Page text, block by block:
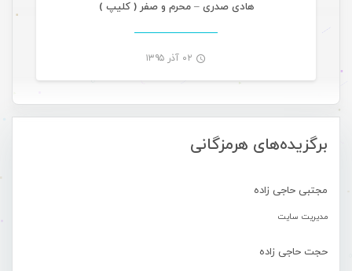
برگزیده‌های هرمزگانی
مجتبی حاجی زاده
مدیریت سایت
حجت حاجی زاده
هادی صدری – محرم و صفر ( کلیپ )
۰۲ آذر ۱۳۹۵